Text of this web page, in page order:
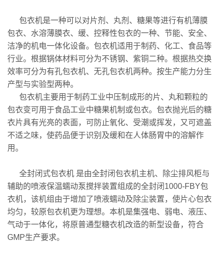
包衣机是一种可以对片剂、丸剂、糖果等进行有机薄膜
包衣、水溶薄膜衣、缓、控释性包衣的一种、节能、安全、
洁净的机电一体化设备。包衣机适用于制药、化工、食品等
行业。根据锅体材料可分为不锈钢、紫铜二种。根据热交换
效率可分为有孔包衣机、无孔包衣机两种。按生产能力分生
产型与实验型两种。
包衣机主要用于制药工业中压制成形的片、丸和颗粒的
包衣变可用于食品工业中糖果机制或包衣。包衣抛光后的糖
衣片具有光亮的表面，可防止氧化、受潮或挥发，又可遮盖
不适之味，使药品便于识别及缓和在人体肠胃中的溶解作
用。
全封闭式包衣机 是由全封闭包衣机主机、除尘排风柜与
辅助的喷液保温蠕动泵搅拌装置组成的全封闭1000-FBY包
衣机，该机组由于增加了喷液蠕动及除尘装置，使片心包衣
均匀，较原包衣机更为理想。本机是集强电、弱电、液压、
气动于一体化，将原普通型糖衣机改造的新型设备，符合
GMP生产要求。